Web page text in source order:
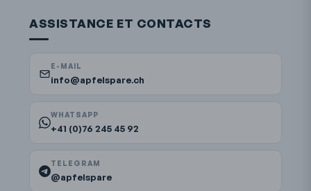
ASSISTANCE ET CONTACTS
E-MAIL
info@apfelspare.ch
WHATSAPP
+41 (0)76 245 45 92
TELEGRAM
@apfelspare